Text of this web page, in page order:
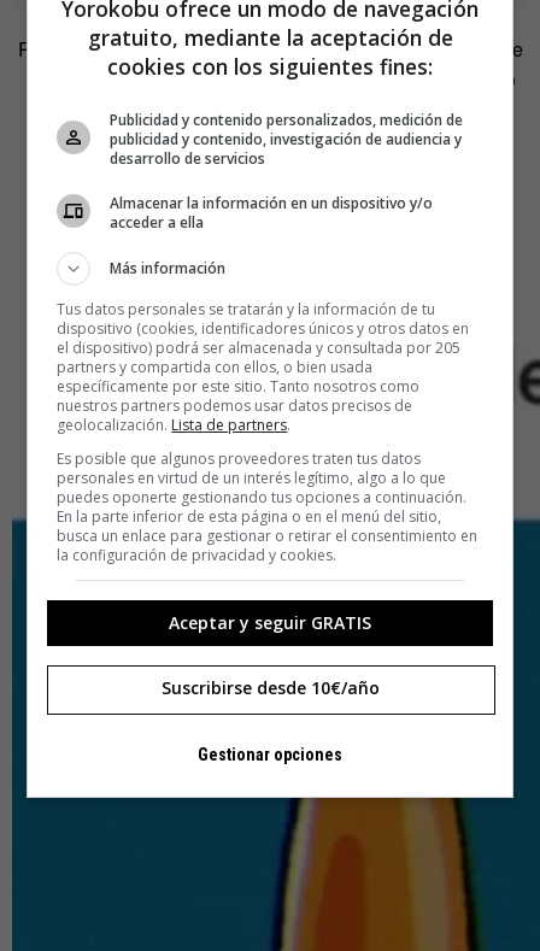
Para acceder a cada grupo, la mecánica es similar. Escoge
uno, toca la imagen con el dedo para hacer brotar el tag o
etiqueta y, ¡zas!, teletranspórtate hasta allí. Por ejemplo,
vámonos de relax a laÁmsterdam Chill.
Yorokobu ofrece un modo de navegación
gratuito, mediante la aceptación de
cookies con los siguientes fines:
Publicidad y contenido personalizados, medición de
publicidad y contenido, investigación de audiencia y
desarrollo de servicios
Almacenar la información en un dispositivo y/o
acceder a ella
Más información
Tus datos personales se tratarán y la información de tu
dispositivo (cookies, identificadores únicos y otros datos en
el dispositivo) podrá ser almacenada y consultada por 205
partners y compartida con ellos, o bien usada
específicamente por este sitio. Tanto nosotros como
nuestros partners podemos usar datos precisos de
geolocalización. Lista de partners.
Es posible que algunos proveedores traten tus datos
personales en virtud de un interés legítimo, algo a lo que
puedes oponerte gestionando tus opciones a continuación.
En la parte inferior de esta página o en el menú del sitio,
busca un enlace para gestionar o retirar el consentimiento en
la configuración de privacidad y cookies.
Aceptar y seguir GRATIS
Suscribirse desde 10€/año
Gestionar opciones